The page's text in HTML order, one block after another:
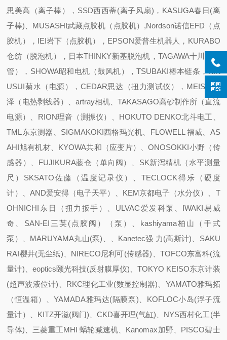
思美高（离子棒），SSD西西蒂(离子风扇)，KASUGA春日(离
子棒)、MUSASHI武藏点胶机（点胶机）,Nordson诺信EFD（点
胶机），IEI岩下（点胶机），EPSON爱普生机器人，KURABO
仓纺（脱泡机），日本THINKY新基脱泡机，TAGAWA十川（软
管），SHOWA昭和电机（鼓风机），TSUBAKI椿本链条，KIK
USUI菊水（电源），CEDAR思达（扭力测试仪），MEISEI迈
泽（电热剥线器）、artray相机、TAKASAGO高砂制作所（直流
电源）、RION理音（测振仪）、HOKUTO DENKO北斗电工、
TML东京测器、SIGMAKOKI西格玛光机、FLOWELL 福威、AS
AHI旭有机材、KYOWA共和（应变片）、ONOSOKKI小野（传
感器）、FUJIKURA藤仓（单向阀）、SK新泻精机（水平测量
尺）SKSATO佐藤（温度记录仪）、TECLOCK得乐（硬度
计）、AND爱安得（电子天平）、KEM京都电子（水分仪）、T
OHNICHI东日（扭力扳手）、ULVAC爱发科泵、IWAKI易威
奇、SAN-EI三英(点胶阀）（泵）、kashiyama柏山（干式
泵）、MARUYAMA丸山(泵)、、Kanetec强 力(高斯计)、SAKU
RAI樱井(无尘纸)、NIRECO尼利可(传感器)、TOFCO东富科(流
量计)、eoptics颐光科技(反射膜厚仪)、TOKYO KEISO东京计装
(超声波液位计)、RKC理化工业(数显控制器)、YAMATO雅玛拓
（恒温箱）、YAMADA雅玛达(隔膜泵)、KOFLOC小岛(浮子流
量计）、KITZ开滋(阀门)、CKD喜开理(气缸)、NYS西村化工(半
导体)、三菱重工MHI 蜗轮减速机、Kanomax加野、PISCO碧士